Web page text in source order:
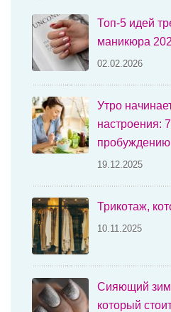
Топ-5 идей
маникюра
02.02.2026
Утро
настроения:
пробуждению
19.12.2025
Трикотаж,
10.11.2025
Сияющий
который